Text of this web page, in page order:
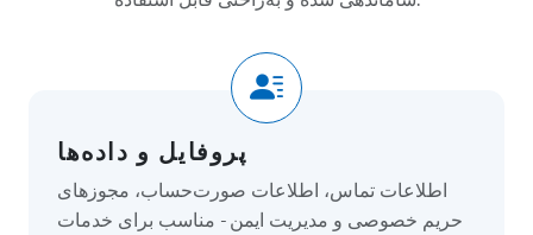
پروفایل و داده‌ها
اطلاعات تماس، اطلاعات صورت‌حساب، مجوزهای
حریم خصوصی و مدیریت ایمن - مناسب برای خدمات